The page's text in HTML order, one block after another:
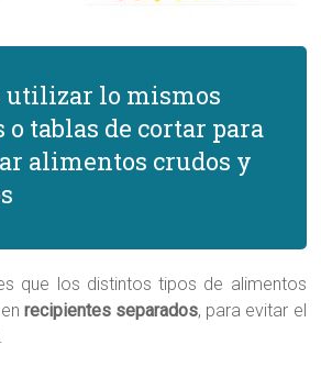
utilizar lo mismos
tablas de cortar para
alimentos crudos y
que los distintos tipos de alimentos
recipientes separados, para evitar el